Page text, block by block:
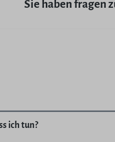
Sie haben fragen
ich tun?